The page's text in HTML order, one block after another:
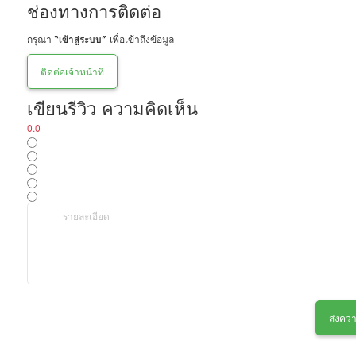
ช่องทางการติดต่อ
กรุณา“เข้าสู่ระบบ” เพื่อเข้าถึงข้อมูล
ติดต่อเจ้าหน้าที่
เขียนรีวิว ความคิดเห็น
0.0
ส่งคว